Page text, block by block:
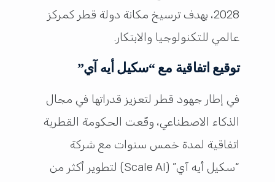
2028، بهدف ترسيخ مكانة دولة قطر كمركز
عالمي للتكنولوجيا والابتكار.
توقيع اتفاقية مع “سكيل أيه آي”
في إطار جهود قطر لتعزيز قدراتها في مجال
الذكاء الاصطناعي، وقّعت الحكومة القطرية
اتفاقية لمدة خمس سنوات مع شركة
“سكيل أيه آي” (Scale AI) لتطوير أكثر من